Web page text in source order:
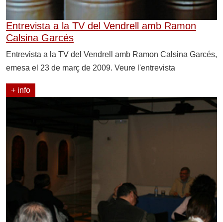
Entrevista a la TV del Vendrell amb Ramon
Calsina Garcés
Entrevista a la TV del Vendrell amb Ramon Calsina Garcés,
emesa el 23 de març de 2009. Veure l'entrevista
+ info